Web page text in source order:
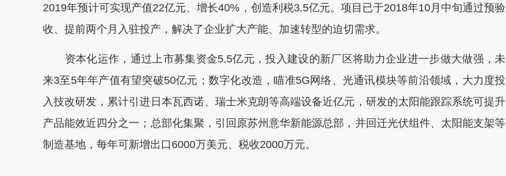
2019年预计可实现产值22亿元、增长40%，创造利税3.5亿元。项目已于2018年10月中旬通过预验
收、提前两个月入驻投产，解决了企业扩大产能、加速转型的迫切需求。
资本化运作，通过上市募集资金5.5亿元，投入建设的新厂区将助力企业进一步做大做强，未
来3至5年年产值有望突破50亿元；数字化改造，瞄准5G网络、光通讯模块等前沿领域，大力度投
入技改研发，累计引进日本瓦西诺、瑞士米克朗等高端设备近亿元，研发的太阳能跟踪系统可提升
产品能效近四分之一；总部化集聚，引回原苏州意华新能源总部，并回迁光伏组件、太阳能支架等
制造基地，每年可新增出口6000万美元、税收2000万元。